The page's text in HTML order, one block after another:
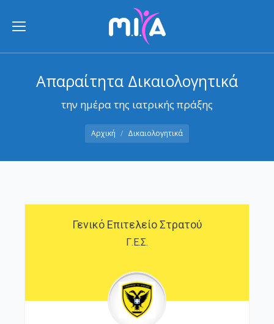
Απαραίτητα Δικαιολογητικά
την ημέρα της ιατρικής πράξης
Αρχική Δικαιολογητικά
Γενικό Επιτελείο Στρατού
Γ.Ε.Σ.